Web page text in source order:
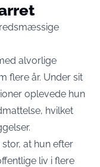
alvorlige
flere år. Under sit
oplevede hun
hvilket
at hun efter
liv i flere